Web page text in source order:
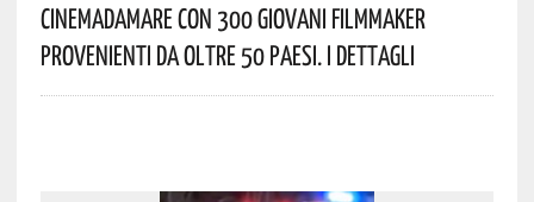
Cinemadamare Con 300 Giovani Filmmaker
Provenienti Da Oltre 50 Paesi. I Dettagli